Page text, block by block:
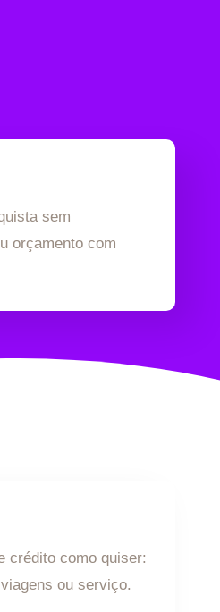
sem
orçamento com
crédito como quiser:
ou serviço.